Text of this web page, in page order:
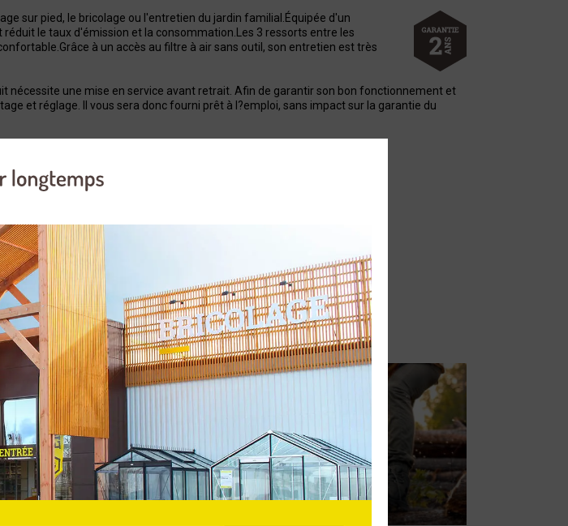
sur pied, le bricolage ou l'entretien du jardin familial.Équipée d'un
le taux d'émission et la consommation.Les 3 ressorts entre les
à un accès au filtre à air sans outil, son entretien est très
nécessite une mise en service avant retrait. Afin de garantir son bon fonctionnement et
et réglage. Il vous sera donc fourni prêt à l?emploi, sans impact sur la garantie du
des propriétés
Tronçonneuse
ROLLO E 35cm - 3/8
35
STIHL MS 181
Guide d'achat
tronçonneuse
Voir